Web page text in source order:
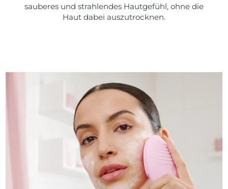
sauberes und strahlendes Hautgefühl, ohne die
Haut dabei auszutrocknen.